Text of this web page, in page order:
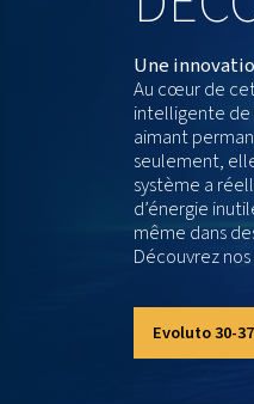
Une
Au cœur
aimant
même